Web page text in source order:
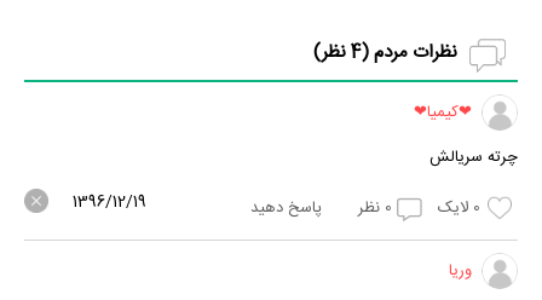
نظرات مردم (4نظر)
❤کیمیا❤
چرته سریالش
0 لایک 0 نظر پاسخ دهید 1396/12/19
وریا